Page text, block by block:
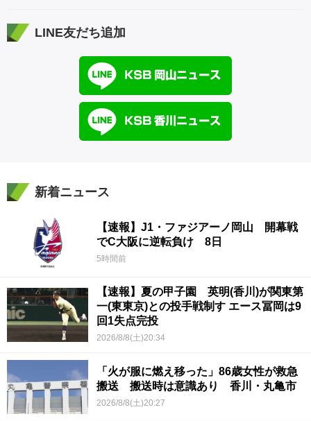
LINE友だち追加
新着ニュース
【速報】J1・ファジアーノ岡山 開幕戦
でC大阪に逆転負け 8日
5時間前
【速報】夏の甲子園 英明(香川)が関東第
一(東東京)との投手戦制す エース冨岡は9
回1失点完投
2026/8/8(土)20:34
「火が服に燃え移った」86歳女性が救急
搬送 搬送時は意識あり 香川・丸亀市
2026/8/8(土)20:27